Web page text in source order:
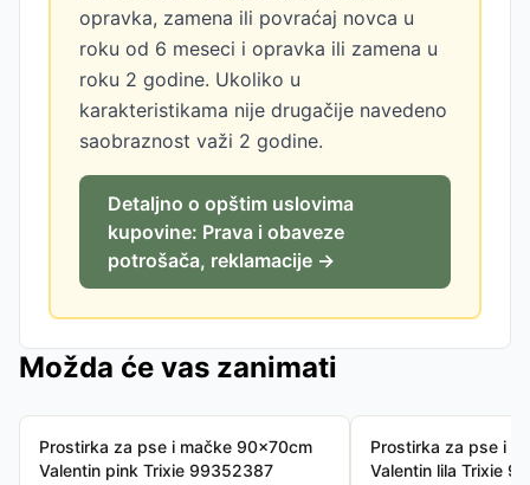
opravka, zamena ili povraćaj novca u
roku od 6 meseci i opravka ili zamena u
roku 2 godine. Ukoliko u
karakteristikama nije drugačije navedeno
saobraznost važi 2 godine.
Detaljno o opštim uslovima
kupovine: Prava i obaveze
potrošača, reklamacije →
Možda će vas zanimati
Prostirka za pse i mačke 90x70cm
Valentin pink Trixie 99352387
Prostirka za pse i
Valentin lila Trixie